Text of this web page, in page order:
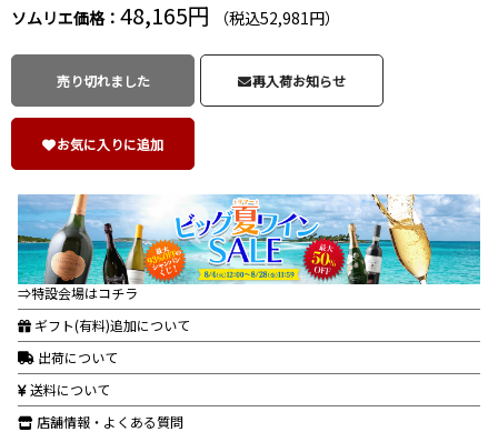
ソムリエ価格： 48,165円 （税込52,981円）
売り切れました 再入荷お知らせ
お気に入りに追加
⇒特設会場はコチラ
ギフト(有料)追加について
出荷について
送料について
店舗情報・よくある質問